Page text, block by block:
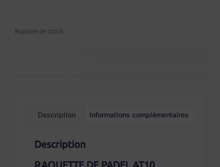
Rupture de stock
Description Informations complémentaires
Description